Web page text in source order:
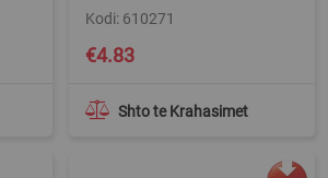
Kodi: 610271
Shto te Krahasimet
€4.83